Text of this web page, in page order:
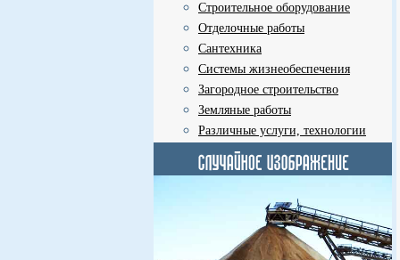
Строительное оборудование
Отделочные работы
Сантехника
Системы жизнеобеспечения
Загородное строительство
Земляные работы
Различные услуги, технологии